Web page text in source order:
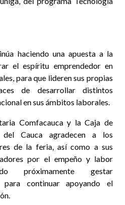
haciendo una apuesta a la
el espíritu emprendedor en
para que lideren sus propias
de desarrollar distintos
en sus ámbitos laborales.
Comfacauca y la Caja de
del Cauca agradecen a los
de la feria, así como a sus
por el empeño y labor
próximamente gestar
para continuar apoyando el